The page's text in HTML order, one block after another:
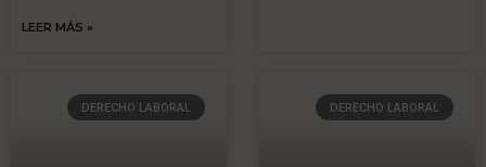
LEER MÁS »
DERECHO LABORAL DERECHO LABORAL